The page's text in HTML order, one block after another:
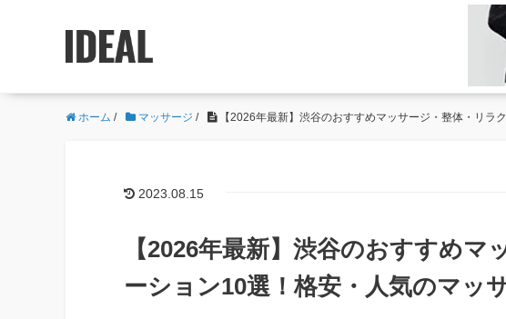
ホーム / マッサージ / 【2026年最新】渋谷のおすすめマッサージ・整体・リ
2023.08.15
【2026年最新】渋谷のおすすめ
ーション10選！格安・人気のマッ